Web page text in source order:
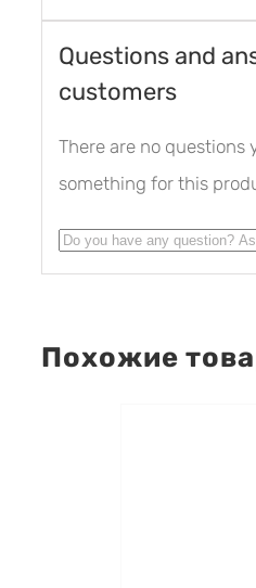
Questions and
customers
There are no questions
something for this
Похожие